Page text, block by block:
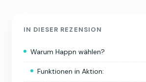
IN DIESER REZENSION
Warum Happn wählen?
Funktionen in Aktion: